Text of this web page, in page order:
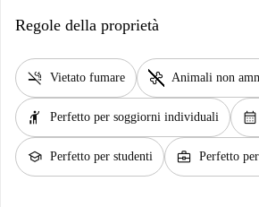
Regole della proprietà
smoke_free Vietato fumare pet_supplies Animali non
hail Perfetto per soggiorni individuali calendar_month
school Perfetto per studenti business_center Perfetto